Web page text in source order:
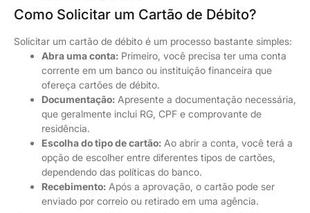
Como Solicitar um Cartão de Débito?
Solicitar um cartão de débito é um processo bastante simples:
Abra uma conta: Primeiro, você precisa ter uma conta
corrente em um banco ou instituição financeira que
ofereça cartões de débito.
Documentação: Apresente a documentação necessária,
que geralmente inclui RG, CPF e comprovante de
residência.
Escolha do tipo de cartão: Ao abrir a conta, você terá a
opção de escolher entre diferentes tipos de cartões,
dependendo das políticas do banco.
Recebimento: Após a aprovação, o cartão pode ser
enviado por correio ou retirado em uma agência.